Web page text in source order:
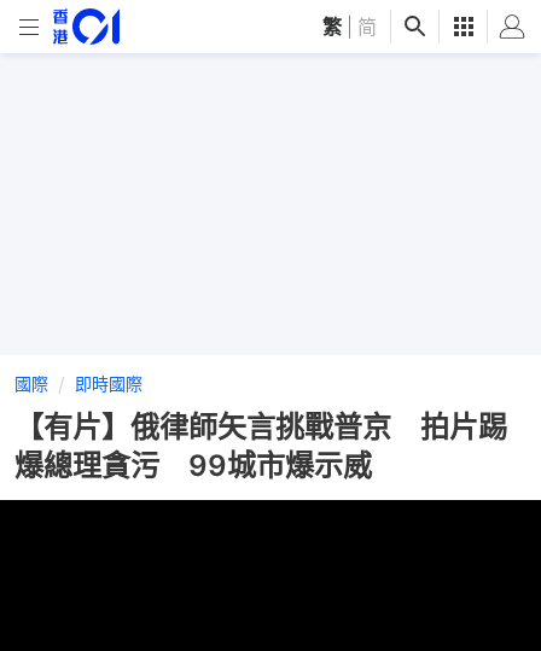
繁 简
國際 即時國際
【有片】俄律師矢言挑戰普京 拍片踢
爆總理貪污 99城市爆示威